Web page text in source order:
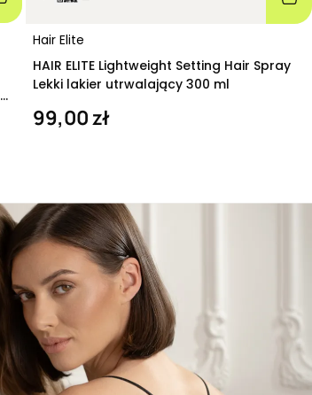
Hair Elite
HAIR ELITE Lightweight Setting Hair Spray
Lekki lakier utrwalający 300 ml
99,00 zł